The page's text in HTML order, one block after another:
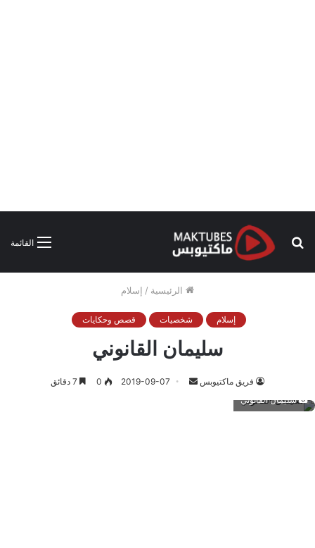
القائمة
بحث
الرئيسية / إسلام
إسلام شخصيات قصص وحكايات
سليمان القانوني
فريق ماكتيوبس
أرسل 2019-09-07
0
سليمان القانوني